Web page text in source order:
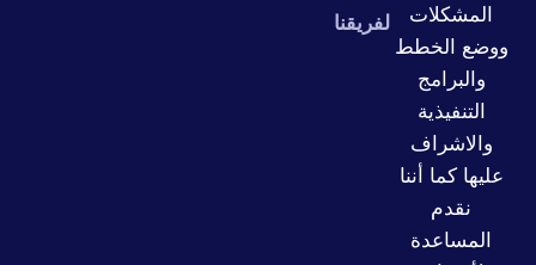
المشكلات
ووضع الخطط
والبرامج
التنفيذية
والاشراف
عليها كما أننا
نقدم
المساعدة
لفريقنا